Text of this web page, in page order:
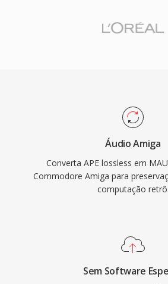
Áudio Amiga
Converta APE lossless em
Commodore Amiga para
computação retrô.
Sem Software